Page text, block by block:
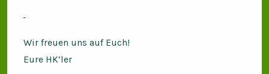
Wir freuen uns auf Euch!
Eure HK’ler